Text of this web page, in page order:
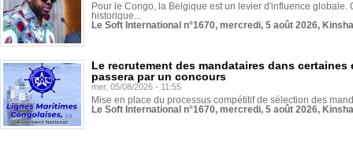
Pour le Congo, la Belgique est un levier d'influence globale.
historique...
Le Soft International n°1670, mercredi, 5 août 2026,
Le recrutement des mandataires dans
passera par un concours
mer, 05/08/2026 - 11:55
Mise en place du processus compétitif de sélection des
Le Soft International n°1670, mercredi, 5 août 2026,